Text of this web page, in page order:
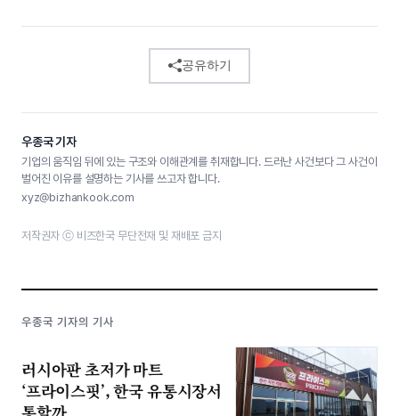
공유하기
우종국 기자
기업의 움직임 뒤에 있는 구조와 이해관계를 취재합니다. 드러난 사건보다 그 사건이
벌어진 이유를 설명하는 기사를 쓰고자 합니다.
xyz@bizhankook.com
저작권자 ⓒ 비즈한국 무단전재 및 재배포 금지
우종국 기자의 기사
러시아판 초저가 마트
‘프라이스핏’, 한국 유통시장서